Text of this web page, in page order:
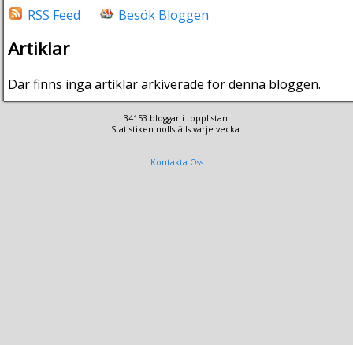
RSS Feed
Besök Bloggen
Artiklar
Där finns inga artiklar arkiverade för denna bloggen.
34153 bloggar i topplistan.
Statistiken nollställs varje vecka.
Kontakta Oss